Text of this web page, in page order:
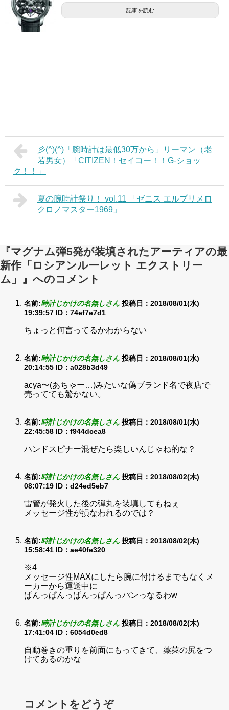
記事を読む
彡(^)(^)「腕時計は最低30万から」リーマン（老
若男女）「CITIZEN！セイコー！！G-ショッ
ク！！」
夏の腕時計祭り！ vol.11 「ゼニス エルプリメロ
クロノマスター1969」
『マグナム弾5発が装填されたアーティアの最
新作「ロシアンルーレット エクストリー
ム」』へのコメント
名前:時計じかけの名無しさん 投稿日：2018/08/01(水)
19:39:57 ID：74ef7e7d1
ちょっと何言ってるかわからない
名前:時計じかけの名無しさん 投稿日：2018/08/01(水)
20:14:55 ID：a028b3d49
acya〜(あちゃー…)みたいな偽ブランド名で夜店で
売ってても驚かない。
名前:時計じかけの名無しさん 投稿日：2018/08/01(水)
22:45:58 ID：f944dcea8
ハンドスピナー混ぜたら楽しいんじゃね的な？
名前:時計じかけの名無しさん 投稿日：2018/08/02(木)
08:07:19 ID：d24ed5eb7
雷管が発火した後の弾丸を装填してもねぇ
メッセージ性が損なわれるのでは？
名前:時計じかけの名無しさん 投稿日：2018/08/02(木)
15:58:41 ID：ae40fe320
※4
メッセージ性MAXにしたら腕に付けるまでもなくメ
ーカーから運送中に
ぱんっぱんっぱんっぱんっパンっなるわw
名前:時計じかけの名無しさん 投稿日：2018/08/02(木)
17:41:04 ID：6054d0ed8
自動巻きの重りを前面にもってきて、薬莢の尻をつ
けてあるのかな
コメントをどうぞ